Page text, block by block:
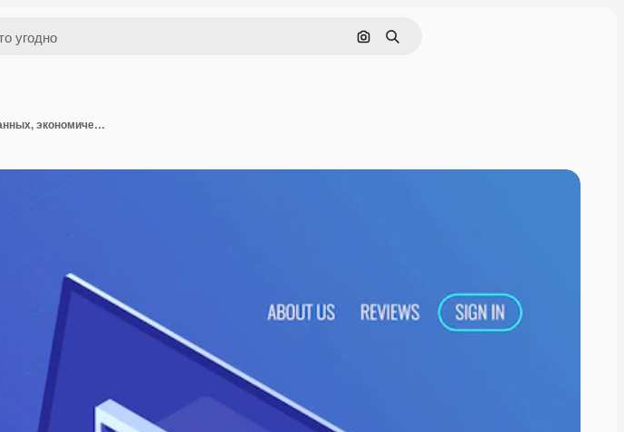
Поиск по изображению
Поиск
Концепция статистики и анализа, результат обработки данных, экономический отчет, электронный счет